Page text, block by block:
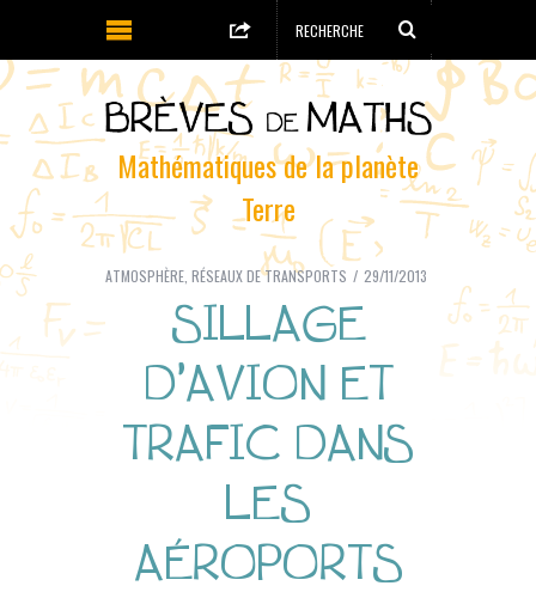
Mathématiques de la planète
Terre
ATMOSPHÈRE, RÉSEAUX DE TRANSPORTS 29/11/2013
SILLAGE
D’AVION ET
TRAFIC DANS
LES
AÉROPORTS